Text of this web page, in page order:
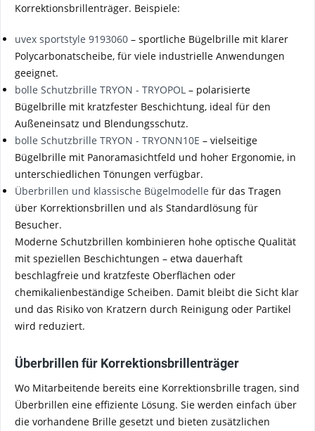
Korrektionsbrillenträger. Beispiele:
uvex sportstyle 9193060 – sportliche Bügelbrille mit klarer
Polycarbonatscheibe, für viele industrielle Anwendungen
geeignet.
bolle Schutzbrille TRYON - TRYOPOL – polarisierte
Bügelbrille mit kratzfester Beschichtung, ideal für den
Außeneinsatz und Blendungsschutz.
bolle Schutzbrille TRYON - TRYONN10E – vielseitige
Bügelbrille mit Panoramasichtfeld und hoher Ergonomie, in
unterschiedlichen Tönungen verfügbar.
Überbrillen und klassische Bügelmodelle für das Tragen
über Korrektionsbrillen und als Standardlösung für
Besucher.
Moderne Schutzbrillen kombinieren hohe optische Qualität
mit speziellen Beschichtungen – etwa dauerhaft
beschlagfreie und kratzfeste Oberflächen oder
chemikalienbeständige Scheiben. Damit bleibt die Sicht klar
und das Risiko von Kratzern durch Reinigung oder Partikel
wird reduziert.
Überbrillen für Korrektionsbrillenträger
Wo Mitarbeitende bereits eine Korrektionsbrille tragen, sind
Überbrillen eine effiziente Lösung. Sie werden einfach über
die vorhandene Brille gesetzt und bieten zusätzlichen